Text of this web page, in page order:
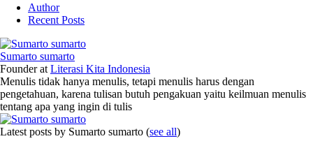
Author
Recent Posts
Sumarto sumarto
Founderat Literasi Kita Indonesia
Menulis tidak hanya menulis, tetapi menulis harus dengan
pengetahuan, karena tulisan butuh pengakuan yaitu keilmuan menulis
tentang apa yang ingin di tulis
Latest posts by Sumarto sumarto (see all)